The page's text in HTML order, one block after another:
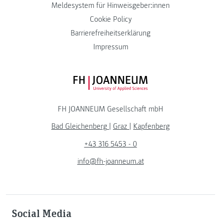
Meldesystem für Hinweisgeber:innen
Cookie Policy
Barrierefreiheitserklärung
Impressum
FH JOANNEUM Logo
FH JOANNEUM Gesellschaft mbH
Bad Gleichenberg
Graz
Kapfenberg
+43 316 5453 - 0
info@fh-joanneum.at
Social Media